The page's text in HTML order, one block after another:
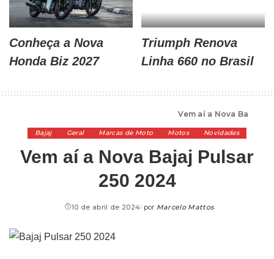
Conheça a Nova
Honda Biz 2027
Triumph Renova
Linha 660 no Brasil
>Vem aí a Nova Bajaj Pulsar 250 2024
Bajaj Geral Marcas de Moto Motos Novidades
Vem aí a Nova Bajaj Pulsar
250 2024
10 de abril de 2024 por Marcelo Mattos